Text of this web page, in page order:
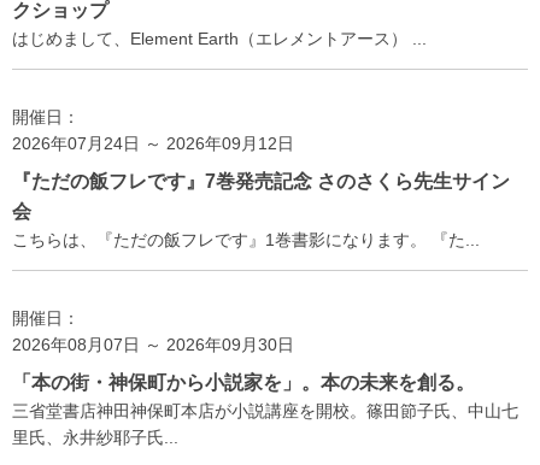
クショップ
はじめまして、Element Earth（エレメントアース） ...
開催日：
2026年07月24日 ～ 2026年09月12日
『ただの飯フレです』7巻発売記念 さのさくら先生サイン
会
こちらは、『ただの飯フレです』1巻書影になります。 『た...
開催日：
2026年08月07日 ～ 2026年09月30日
「本の街・神保町から小説家を」。本の未来を創る。
三省堂書店神田神保町本店が小説講座を開校。篠田節子氏、中山七
里氏、永井紗耶子氏...